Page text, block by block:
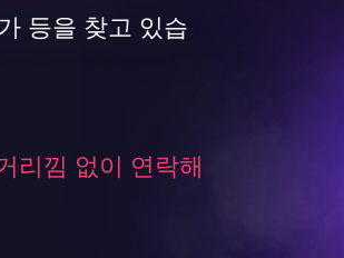
등을 찾고 있습
리낌 없이 연락해